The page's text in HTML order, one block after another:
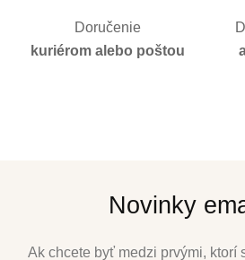
Doručenie
kuriérom alebo poštou
Novinky
Ak chcete byť medzi prvými, ktorí